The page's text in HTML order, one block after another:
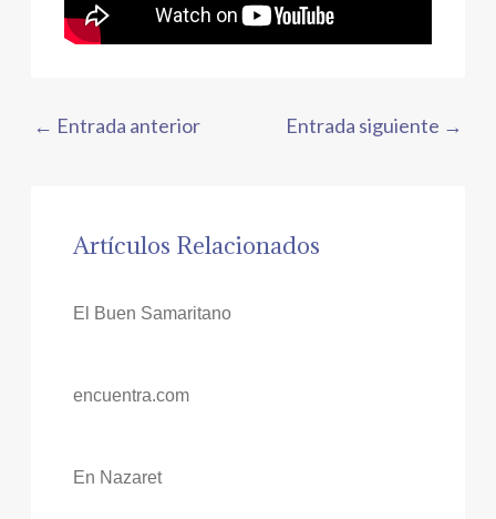
← Entrada anterior Entrada siguiente →
Artículos Relacionados
El Buen Samaritano
encuentra.com
En Nazaret